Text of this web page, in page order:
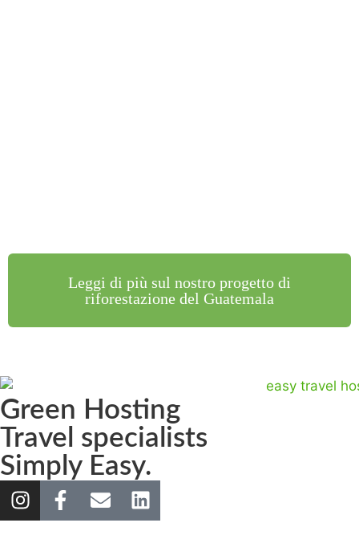
Leggi di più sul nostro progetto di
riforestazione del Guatemala
Green Hosting
Travel specialists
Simply Easy.